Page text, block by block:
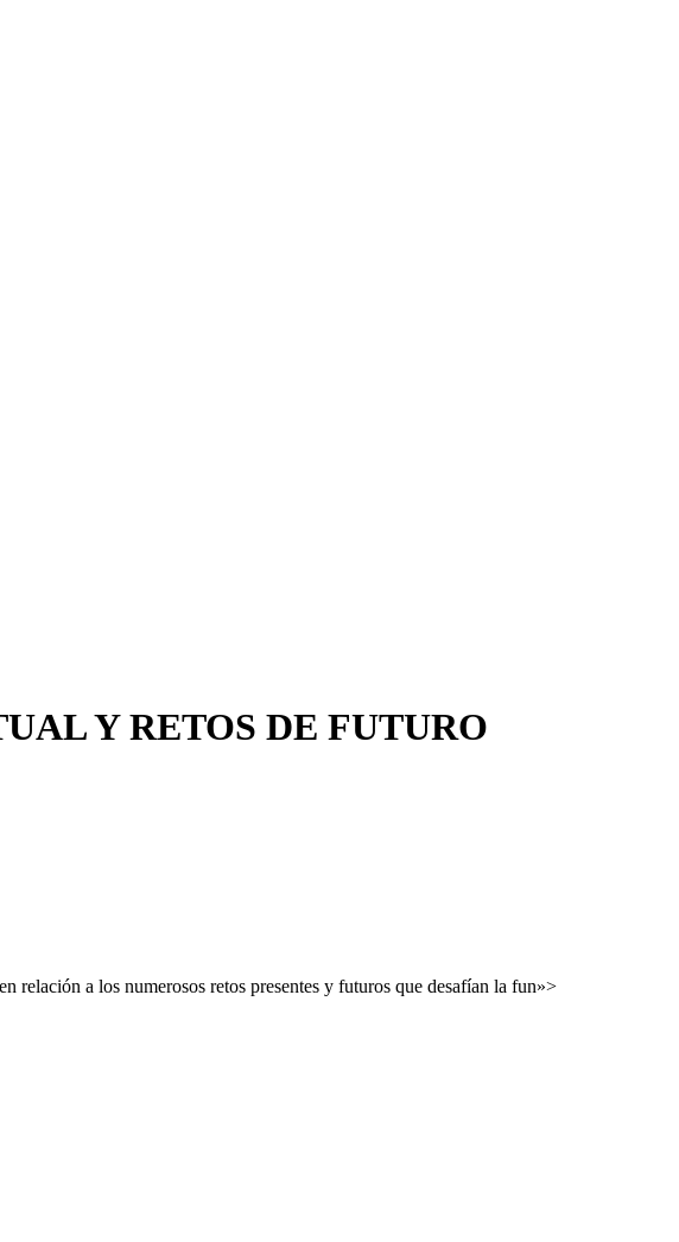
Y RETOS DE FUTURO
a los numerosos retos presentes y futuros que desafían la fun»>